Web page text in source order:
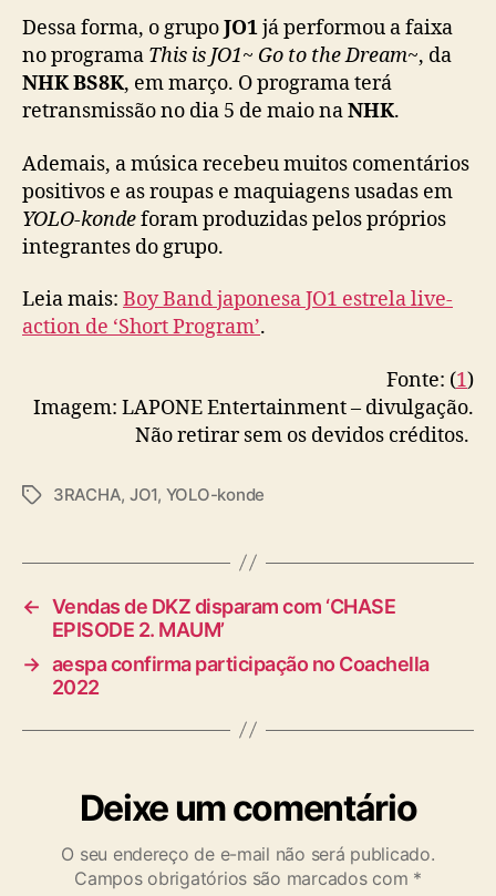
o
d
e
f
i
x
c
e
i
t
A
A
Dessa forma, o grupoJO1já performou a faixa
no programa This is JO1~ Go to the Dream~, da
NHK BS8K, em março. O programa terá
retransmissão no dia 5 de maio naNHK.
Ademais, a música recebeu muitos comentários
positivos e as roupas e maquiagens usadas em
YOLO-kondeforam produzidas pelos próprios
integrantes do grupo.
Leia mais: Boy Band japonesa JO1 estrela live-
action de ‘Short Program’.
Fonte: (1)
Imagem: LAPONE Entertainment – divulgação.
Não retirar sem os devidos créditos.
T
s
3RACHA, JO1, YOLO-konde
← Vendas de DKZ disparam com ‘CHASE
EPISODE 2. MAUM’
→ aespa confirma participação no Coachella
2022
Deixe um comentário
O seu endereço de e-mail não será publicado.
Campos obrigatórios são marcados com *